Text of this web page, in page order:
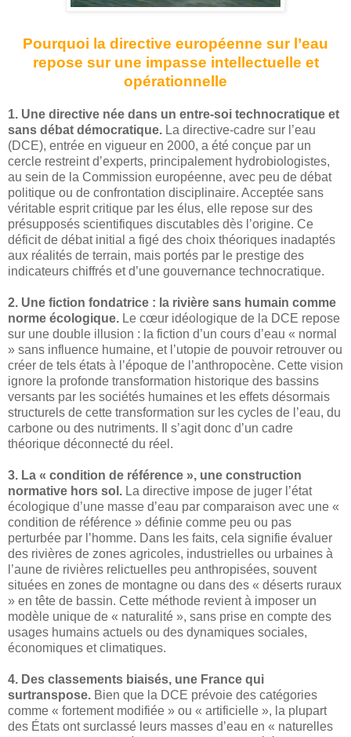
Pourquoi la directive européenne sur l’eau
repose sur une impasse intellectuelle et
opérationnelle
1. Une directive née dans un entre-soi technocratique et
sans débat démocratique. La directive-cadre sur l’eau
(DCE), entrée en vigueur en 2000, a été conçue par un
cercle restreint d’experts, principalement hydrobiologistes,
au sein de la Commission européenne, avec peu de débat
politique ou de confrontation disciplinaire. Acceptée sans
véritable esprit critique par les élus, elle repose sur des
présupposés scientifiques discutables dès l’origine. Ce
déficit de débat initial a figé des choix théoriques inadaptés
aux réalités de terrain, mais portés par le prestige des
indicateurs chiffrés et d’une gouvernance technocratique.
2. Une fiction fondatrice : la rivière sans humain comme
norme écologique. Le cœur idéologique de la DCE repose
sur une double illusion : la fiction d’un cours d’eau « normal
» sans influence humaine, et l’utopie de pouvoir retrouver ou
créer de tels états à l’époque de l’anthropocène. Cette vision
ignore la profonde transformation historique des bassins
versants par les sociétés humaines et les effets désormais
structurels de cette transformation sur les cycles de l’eau, du
carbone ou des nutriments. Il s’agit donc d’un cadre
théorique déconnecté du réel.
3. La « condition de référence », une construction
normative hors sol. La directive impose de juger l’état
écologique d’une masse d’eau par comparaison avec une «
condition de référence » définie comme peu ou pas
perturbée par l’homme. Dans les faits, cela signifie évaluer
des rivières de zones agricoles, industrielles ou urbaines à
l’aune de rivières relictuelles peu anthropisées, souvent
situées en zones de montagne ou dans des « déserts ruraux
» en tête de bassin. Cette méthode revient à imposer un
modèle unique de « naturalité », sans prise en compte des
usages humains actuels ou des dynamiques sociales,
économiques et climatiques.
4. Des classements biaisés, une France qui
surtranspose. Bien que la DCE prévoie des catégories
comme « fortement modifiée » ou « artificielle », la plupart
des États ont surclassé leurs masses d’eau en « naturelles